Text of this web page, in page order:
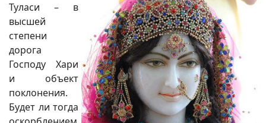
Туласи – в
высшей
степени
дорога
Господу Хари
и объект
поклонения.
Будет ли тогда